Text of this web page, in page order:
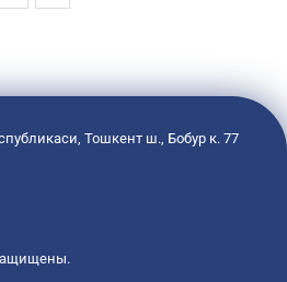
Тошкент ш., Бобур к. 77